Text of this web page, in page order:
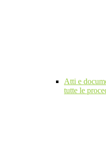
Atti e
tutte le